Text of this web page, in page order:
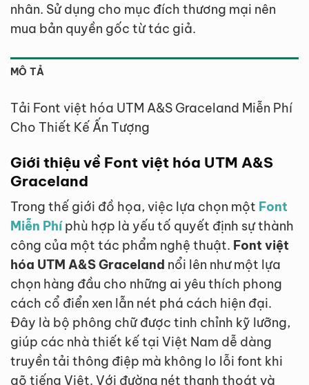
nhân. Sử dụng cho mục đích thương mại nên
mua bản quyền gốc từ tác giả.
MÔ TẢ
Tải Font việt hóa UTM A&S Graceland Miễn Phí
Cho Thiết Kế Ấn Tượng
Giới thiệu về Font việt hóa UTM A&S
Graceland
Trong thế giới đồ họa, việc lựa chọn một Font
Miễn Phíphù hợp là yếu tố quyết định sự thành
công của một tác phẩm nghệ thuật. Font việt
hóa UTM A&S Graceland nổi lên như một lựa
chọn hàng đầu cho những ai yêu thích phong
cách cổ điển xen lẫn nét phá cách hiện đại.
Đây là bộ phông chữ được tinh chỉnh kỹ lưỡng,
giúp các nhà thiết kế tại Việt Nam dễ dàng
truyền tải thông điệp mà không lo lỗi font khi
gõ tiếng Việt. Với đường nét thanh thoát và